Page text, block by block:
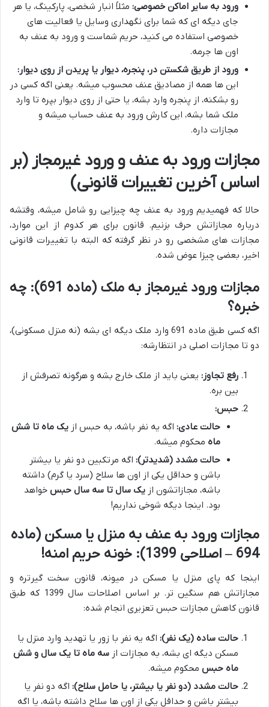
ورود به سایر اماکن خصوصی: مثلاً انبار شخصی، پارکینگ، یا هر
جای دیگه ای که شما برای نگهداری وسایل یا فعالیت های
خصوصی استفاده می کنید، حریم شماست و ورود به عنف به
اون ها جرمه.
ورود از طریق شکستن در، پنجره، دیوار یا پریدن از روی دیوار:
این ها همه از مصادیق عنف محسوب میشه. یعنی اگه کسی در
رو بشکنه، از پنجره وارد بشه، یا حتی از روی دیوار بپره تا وارد
ملک شما بشه، این کارش ورود به عنف حساب میشه و
مجازات داره.
مجازات ورود به عنف و ورود غیرمجاز (بر
اساس آخرین تغییرات قانونی)
حالا که فهمیدیم ورود به عنف چه چیزایی رو شامل میشه، وقتشه
درباره مجازاتش حرف بزنیم. قانون برای هر کدوم از این موارد،
مجازات های مشخصی رو در نظر گرفته که البته با تغییرات قانونی
اخیر، بعضی چیزا عوض شده.
مجازات ورود غیرمجاز به ملک (ماده 691): چه
خبره؟
اگه کسی طبق ماده 691 وارد ملک دیگه ای بشه (نه منزل مسکونی)،
دو تا مجازات اصلی در انتظارشه:
رفع تجاوز: یعنی باید از ملک خارج بشه و هرگونه تصرفش از
بین بره.
حبس:
حالت عادی: اگه یه نفر باشه، به حبس از یک ماه تا شش
ماه محکوم میشه.
حالت مشدد (شدیدتر): اگه مرتکبین دو نفر یا بیشتر
باشن و حداقل یکی از اون ها سلاح (سرد یا گرم) داشته
باشه، مجازاتشون از یک سال تا سه سال حبس خواهد
بود. اینجا دیگه شوخی نداریم!
مجازات ورود به عنف به منزل یا مسکن (ماده
694 – اصلاحی 1399): خونه حریم امنه!
اینجا که پای منزل یا مسکن در میونه، قانون سخت گیرتره و
مجازاتش هم سنگین تر. بر اساس اصلاحات سال 1399 که طبق
قانون کاهش مجازات حبس تعزیری انجام شده:
حالت ساده (یک نفر): اگه یه نفر با زور یا تهدید وارد منزل یا
مسکن دیگه ای بشه، به مجازات از سه ماه تا یک سال و شش
ماه حبس محکوم میشه.
حالت مشدد (دو نفر یا بیشتر، یا حامل سلاح): اگه دو نفر یا
بیشتر باشن و حداقل یکی از اون ها سلاح داشته باشه، یا اگه